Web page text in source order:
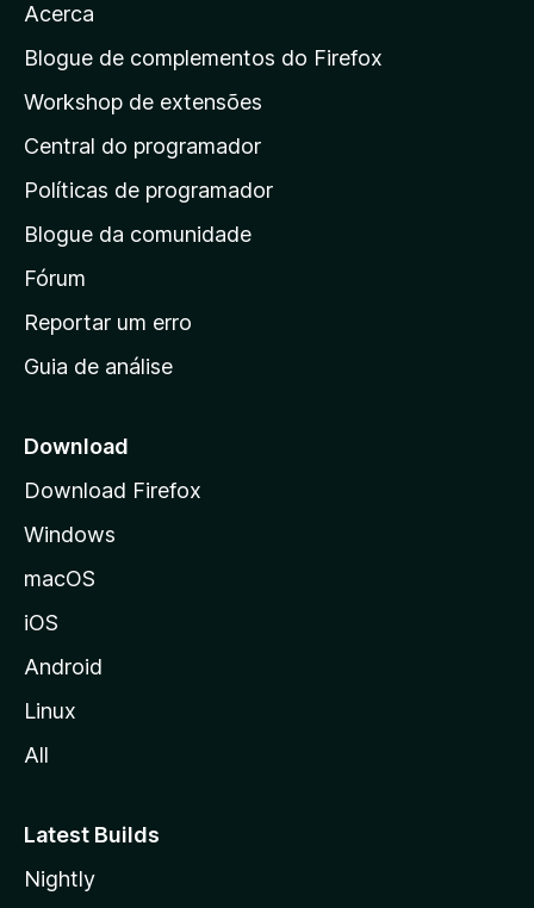
a
a
á
g
i
a
i
n
c
a
d
a
z
i
a
Acerca
Blogue de complementos do Firefox
Workshop de extensões
Central do programador
Políticas de programador
Blogue da comunidade
Fórum
Reportar um erro
Guia de análise
Download
Download Firefox
Windows
macOS
iOS
Android
Linux
All
Latest Builds
Nightly